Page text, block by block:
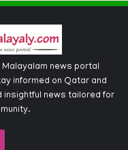
news portal
informed on Qatar and
insightful news tailored for